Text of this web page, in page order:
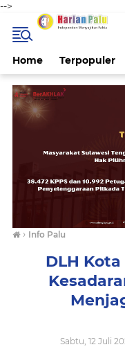
-->
Home Terpopuler
› Info Palu
DLH
Sabtu, 12 Juli